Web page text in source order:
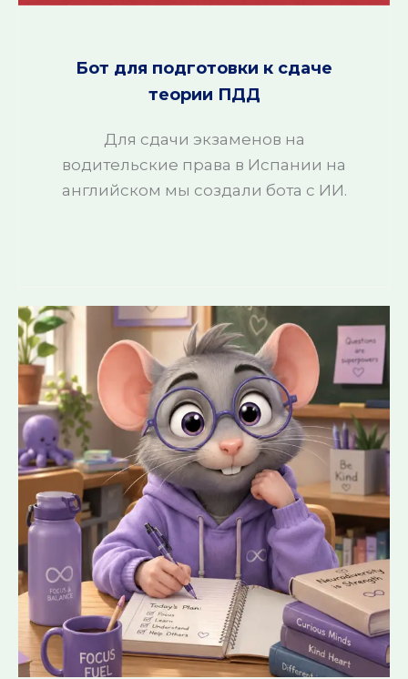
Бот для подготовки к сдаче
теории ПДД
Для сдачи экзаменов на
водительские права в Испании на
английском мы создали бота с ИИ.